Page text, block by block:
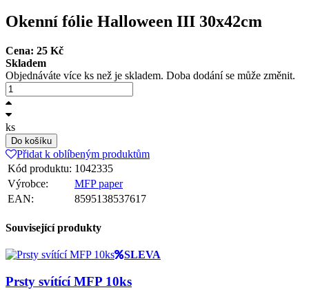
Okenní fólie Halloween III 30x42cm
Cena: 25 Kč
Skladem
Objednáváte více ks než je skladem. Doba dodání se může změnit.
ks
Do košíku
Přidat k oblíbeným produktům
Kód produktu: 1042335
Výrobce:
MFP paper
EAN:
8595138537617
Související produkty
SLEVA
Prsty svítící MFP 10ks